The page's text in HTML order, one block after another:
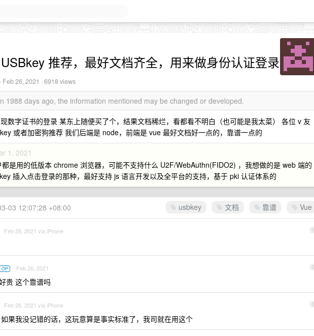
推荐，最好文档齐全，用来做身份认证登录
· Feb 26, 2021 · 6918 views
1988 days ago, the information mentioned may be changed or developed.
数字证书的登录 某东上随便买了个，结果文档稀烂，看都看不明白（也可能是我太菜） 各位 v 友
或者加密狗推荐 我们后端是 node，前端是 vue 最好文档好一点的，靠谱一点的
1, 2021
是用的低版本 chrome 浏览器，可能不支持什么 U2F/WebAuthn(FIDO2) ，我想做的是 web 端的
插入点击登录的那种，最好支持 js 语言开发以及全平台的支持，基于 pki 认证体系的
usbkey 文档 靠谱 Vue
03 12:07:28 +08:00
1
Feb 26, 2021 via iPhone
2
OP Feb 26, 2021
贵 这个靠谱吗
3
Feb 26, 2021 via iPhone
如果我没记错的话，这玩意算是事实标准了，我司就在用这个